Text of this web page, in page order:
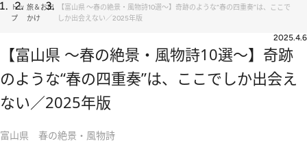
トッ
プ
旅＆お出
かけ
【富山県 ～春の絶景・風物詩10選～】奇跡のような“春の四重奏”は、ここで
しか出会えない／2025年版
2025.4.6
【富山県 ～春の絶景・風物詩10選～】奇跡
のような“春の四重奏”は、ここでしか出会え
ない／2025年版
富山県 春の絶景・風物詩